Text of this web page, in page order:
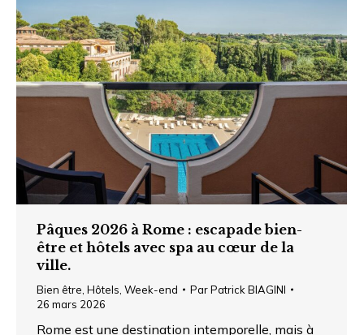
Pâques 2026 à Rome : escapade bien-
être et hôtels avec spa au cœur de la
ville.
Bien être, Hôtels, Week-end ParPatrick BIAGINI
26 mars 2026
Rome est une destination intemporelle, mais à